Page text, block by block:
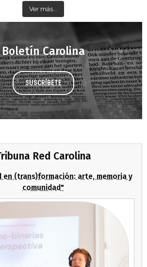
Ver más...
Boletín Carolina
SUSCRÍBETE
Red Carolina
en (trans)formación: arte, memoria y
comunidad"